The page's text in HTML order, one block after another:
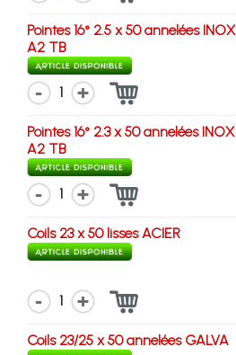
Pointes 16° 2.5 x 50 annelées INOX
A2 TB
1
Pointes 16° 2.3 x 50 annelées INOX
A2 TB
1
Coils 23 x 50 lisses ACIER
1
Coils 23/25 x 50 annelées GALVA